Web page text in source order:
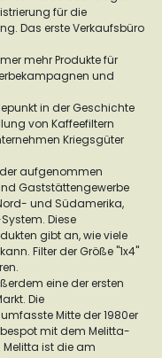
für die
Das erste Verkaufsbüro
mehr Produkte für
und
in der Geschichte
von Kaffeefiltern
Kriegsgüter
aufgenommen
Gaststättengewerbe
und Südamerika,
Diese
gibt an, wie viele
Filter der Größe "1x4"
eine der ersten
Die
Mitte der 1980er
mit dem Melitta-
ist die am